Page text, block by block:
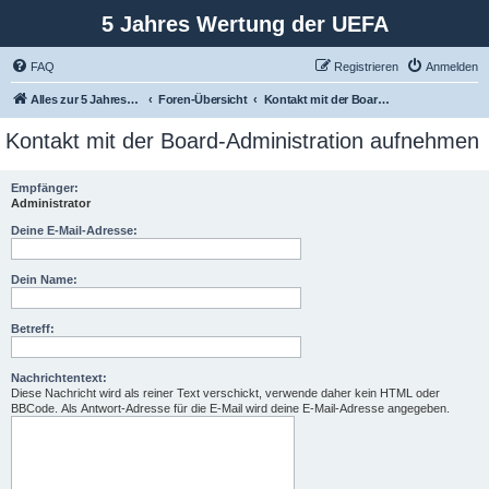
5 Jahres Wertung der UEFA
FAQ Anmelden
Registrieren
Alles zur 5 Jahreswertung / Tabelle der UEFA mit vielen Statistiken. Foren-Übersicht Kontakt mit der Board-Administration aufnehmen
Kontakt mit der Board-Administration aufnehmen
Empfänger:
Administrator
Deine E-Mail-Adresse:
Dein Name:
Betreff:
Nachrichtentext:
Diese Nachricht wird als reiner Text verschickt, verwende daher kein HTML oder
BBCode. Als Antwort-Adresse für die E-Mail wird deine E-Mail-Adresse angegeben.